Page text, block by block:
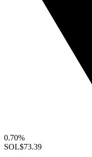
0.70%
SOL$73.39